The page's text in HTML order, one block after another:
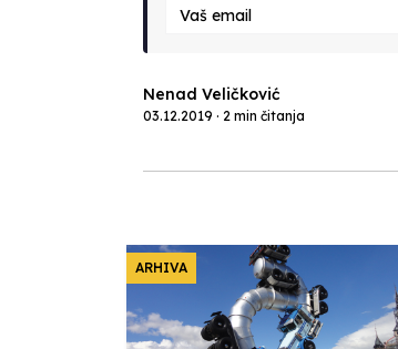
Nenad Veličković
03.12.2019 · 2 min čitanja
ARHIVA